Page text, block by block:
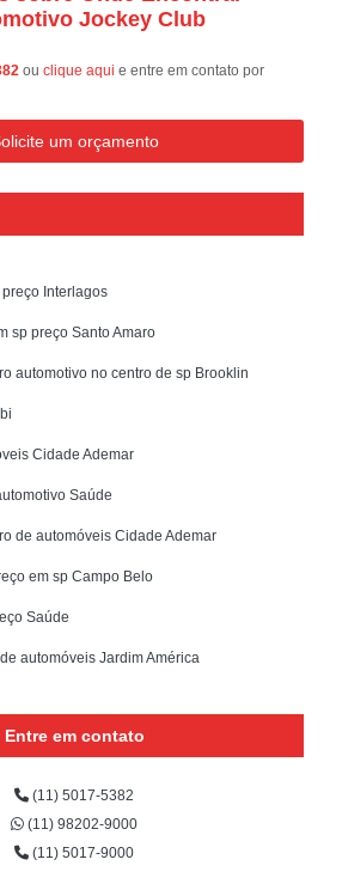
Jockey Club
ouclique aqui e entre em contato por
um orçamento
Interlagos
sp preço Santo Amaro
automotivo no centro de sp Brooklin
Cidade Ademar
Saúde
de automóveis Cidade Ademar
em sp Campo Belo
Saúde
automóveis Jardim América
Entre em contato
(11) 5017-5382
(11) 98202-9000
(11) 5017-9000